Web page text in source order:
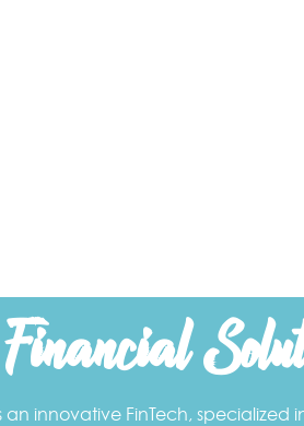
innovative FinTech,